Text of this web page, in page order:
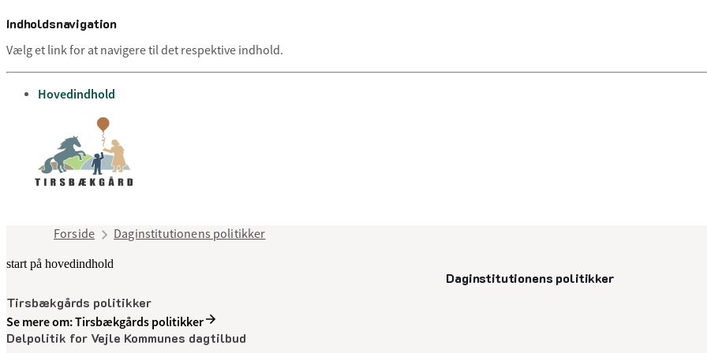
Indholdsnavigation
Vælg et link for at navigere til det respektive indhold.
gå til
Hovedindhold
Forside Daginstitutionens politikker
start på hovedindhold
Daginstitutionens politikker
senest opdateret 13. august 2025
Tirsbækgårds politikker
Se mere om: Tirsbækgårds politikker
Delpolitik for Vejle Kommunes dagtilbud